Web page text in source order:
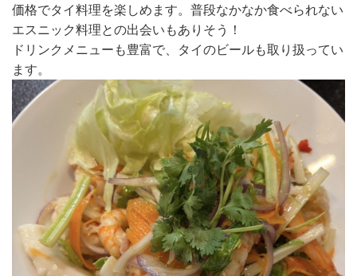
価格でタイ料理を楽しめます。普段なかなか食べられない
エスニック料理との出会いもありそう！
ドリンクメニューも豊富で、タイのビールも取り扱ってい
ます。